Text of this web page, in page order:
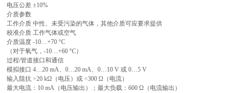
电压公差 ±10%
介质参数
工作介质 中性、未受污染的气体，其他介质可应要求提供
校准介质 工作气体或空气
介质温度 -10…+70 °C
（对于氧气，-10…+60 °C）
过程/管道接口和通信
模拟接口 4…20 mA、0…20 mA、0…10 V 或 0…5 V
输入阻抗 >20 kΩ（电压）或 <300 Ω（电流）
最大电流：10 mA（电压输出）；最大负载：600 Ω（电流输出）